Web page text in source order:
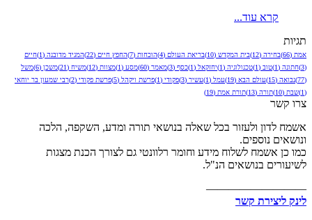
קרא עוד...
תגיות
אמת (66) בחירה (12) בית המקדש (10) בריאת העולם (4) הוכחות (7) החפץ חיים (22) המגיד מדובנה (1)
חיים
(3)
חתונה (1) טוב (1) טכנולוגיה (1) יחזקאל (1) כסף (3) מאמר (60) מסע (1) מצוות (12) משיח (21) משכן (6)
משל
(77)
נבואה (15) עולם הבא (19) עמל (1) עשיר (3) פקודי (1) פרשת ויקהל (5) פרשת פקודי (2)
רבי שמעון בר יוחאי
(1)
שבת (10) תורה (13) תורת אמת (19)
צרו קשר
אשמח לדון ולעזור בכל שאלה בנושאי תורה ומדע, השקפה, הלכה
ונושאים נוספים.
כמו כן אשמח לשלוח מידע וחומר רלוונטי גם לצורך הכנת מצגות
לשיעורים בנושאים הנ"ל.
—————————
לינק ליצירת קשר